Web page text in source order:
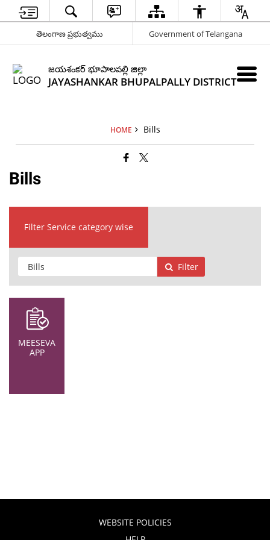
తెలంగాణ ప్రభుత్వము Government of Telangana
జయశంకర్ భూపాలపల్లి జిల్లా
JAYASHANKAR BHUPALPALLY DISTRICT
HOME Bills
Bills
Filter Service category wise
Filter
MEESEVA
APP
WEBSITE POLICIES